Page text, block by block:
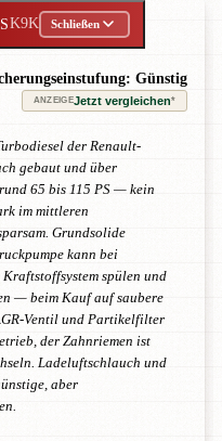
K9K Schließen
Günstig
ANZEIGEJetzt vergleichen*
der Renault-
gebaut und über
65 bis 115 PS — kein
im mittleren
Grundsolide
kann bei
spülen und
— beim Kauf auf saubere
Ventil und Partikelfilter
der Zahnriemen ist
Ladeluftschlauch und
aber